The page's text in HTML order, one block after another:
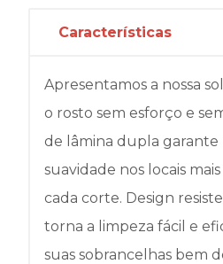
Características
Apresentamos a nossa
o rosto sem esforço e
de lâmina dupla garante
suavidade nos locais
cada corte. Design
torna a limpeza fácil e
suas sobrancelhas bem